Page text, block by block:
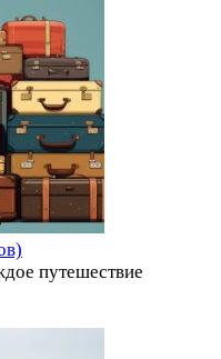
путешествие